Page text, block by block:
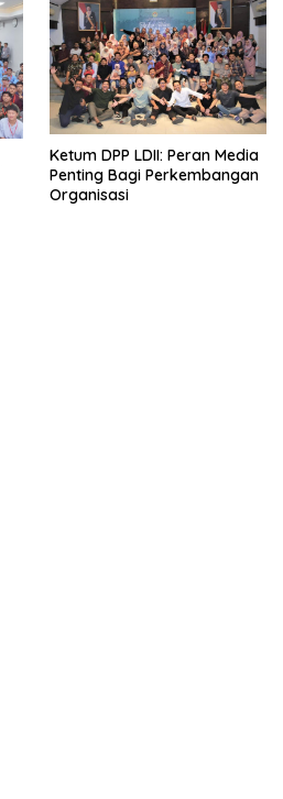
Ketum DPP LDII: Peran Media
Penting Bagi Perkembangan
Organisasi